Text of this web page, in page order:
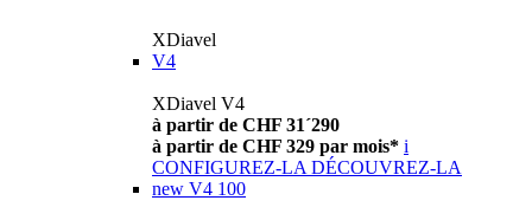
XDiavel
V4
XDiavel V4
à partir de CHF 31´290
à partir de CHF 329 par mois* i
CONFIGUREZ-LA DÉCOUVREZ-LA
new V4 100